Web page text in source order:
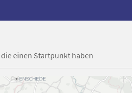
einen Startpunkt haben